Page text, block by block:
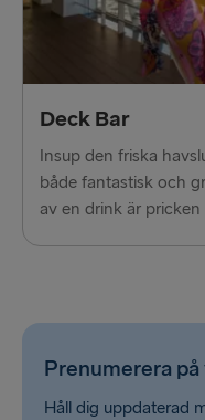
Deck Bar
Insup den friska
både fantastisk och
av en drink är
Prenumerera
Håll dig uppdaterad